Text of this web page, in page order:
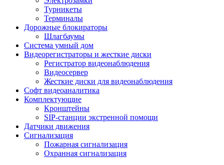
Турникеты
Терминалы
Дорожные блокираторы
Шлагбаумы
Cистема умный дом
Видеорегистраторы и жесткие диски
Регистратор видеонаблюдения
Видеосервер
Жесткие диски для видеонаблюдения
Софт видеоаналитика
Комплектующие
Кронштейны
SIP-станции экстренной помощи
Датчики движения
Сигнализация
Пожарная сигнализация
Охранная сигнализация